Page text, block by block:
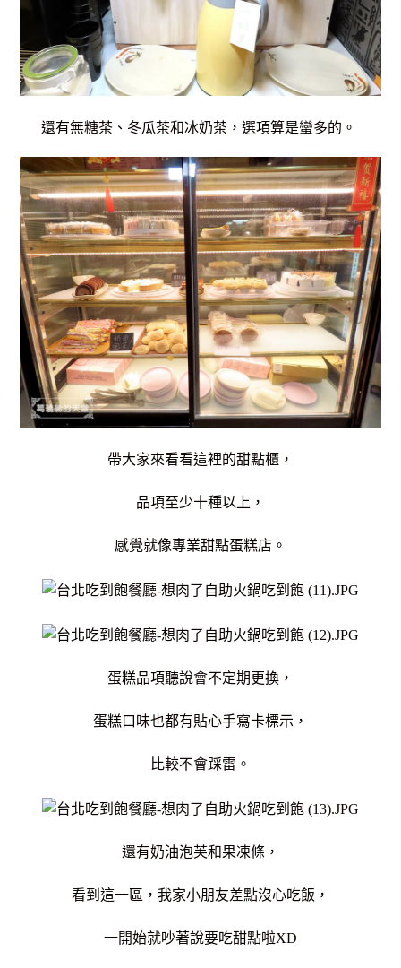
還有無糖茶、冬瓜茶和冰奶茶， 選項算是蠻多的。
帶大家來看看這裡的甜點櫃，
品項至少十種以上，
感覺就像專業甜點蛋糕店。
蛋糕品項聽說會不定期更換，
蛋糕口味也都有貼心手寫卡標示，
比較不會踩雷。
還有奶油泡芙和果凍條，
看到這一區，我家小朋友差點沒心吃飯，
一開始就吵著說要吃甜點啦XD